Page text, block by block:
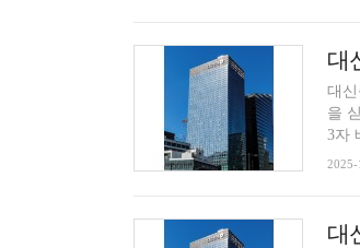
대
대
을 싣고 있다. 8일 금융감독원
3자
2025-
대